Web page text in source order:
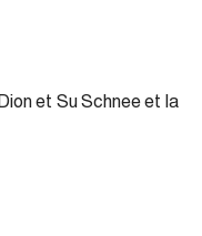
et Su Schnee et la